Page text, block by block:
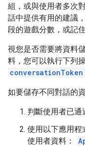
組，或與使用者多次
話中提供有用的建議
段的遊戲分數，或記
視您是否需要將資料
料，您可以執行下列
conversationToken
如要儲存不同對話的
判斷使用者已通
使用以下應用程
使用者資料：